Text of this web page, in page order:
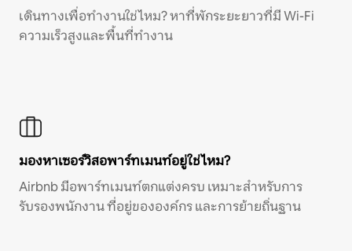
เดินทางเพื่อทำงานใช่ไหม? หาที่พักระยะยาวที่มี Wi-Fi
ความเร็วสูงและพื้นที่ทำงาน
มองหาเซอร์วิสอพาร์ทเมนท์อยู่ใช่ไหม?
Airbnb มีอพาร์ทเมนท์ตกแต่งครบ เหมาะสำหรับการ
รับรองพนักงาน ที่อยู่ขององค์กร และการย้ายถิ่นฐาน